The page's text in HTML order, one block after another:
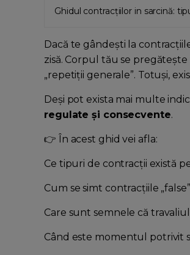
Ghidul contracțiilor in sarcină:
Dacă te gândești la
zisă. Corpul tău se
„repetiții generale”. Totuși,
Deși pot exista mai multe
regulate și consecvente.
👉 În acest ghid vei afla:
Ce tipuri de contracții există
Cum se simt contracțiile
Care sunt semnele că
Când este momentul potrivit